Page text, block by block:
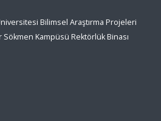
Bilimsel Araştırma Projeleri
Kampüsü Rektörlük Binası